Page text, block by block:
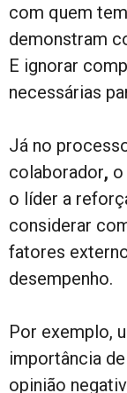
com quem
demonstram
E ignorar
necessárias
Já no
colaborador,
o líder a
considerar
fatores
desempenho.
Por exemplo,
importância
opinião